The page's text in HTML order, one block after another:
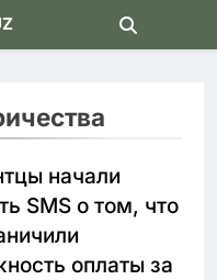
начали
SMS о том, что
оплаты за